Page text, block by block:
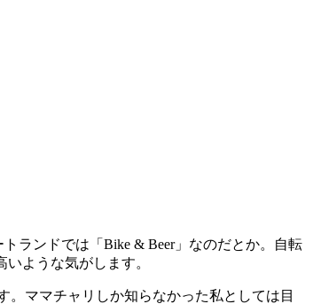
ランドでは「Bike & Beer」なのだとか。自転
ような気がします。
ママチャリしか知らなかった私としては目